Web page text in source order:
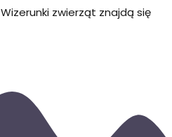
zwierząt znajdą się